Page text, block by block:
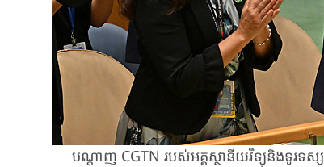
បណ្តាញ CGTN របស់អគ្គស្ថានីយវិទ្យុនិងទូរទស្ស